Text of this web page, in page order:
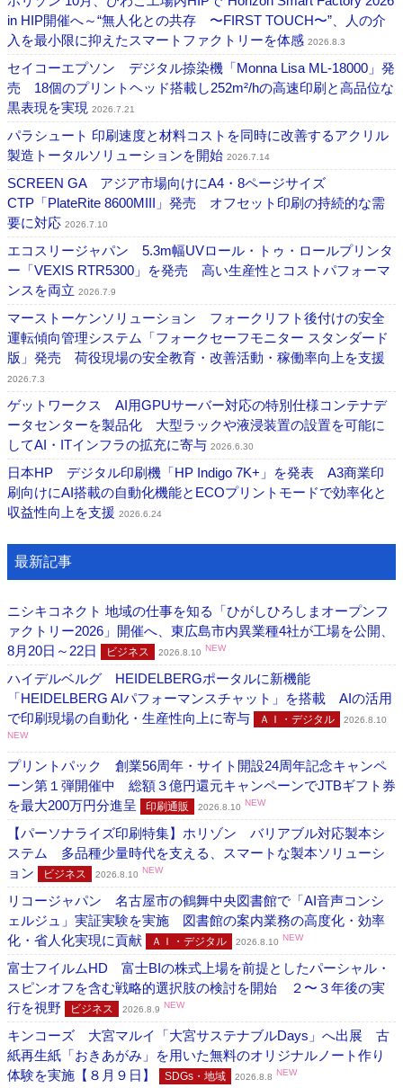
in HIP開催へ～“無人化との共存 〜FIRST TOUCH〜”、人の介
入を最小限に抑えたスマートファクトリーを体感 2026.8.3
セイコーエプソン デジタル捺染機「Monna Lisa ML-18000」発
売 18個のプリントヘッド搭載し252m²/hの高速印刷と高品位な
黒表現を実現 2026.7.21
パラシュート 印刷速度と材料コストを同時に改善するアクリル
製造トータルソリューションを開始 2026.7.14
SCREEN GA アジア市場向けにA4・8ページサイズ
CTP「PlateRite 8600MIII」発売 オフセット印刷の持続的な需
要に対応 2026.7.10
エコスリージャパン 5.3m幅UVロール・トゥ・ロールプリンタ
ー「VEXIS RTR5300」を発売 高い生産性とコストパフォーマ
ンスを両立 2026.7.9
マーストーケンソリューション フォークリフト後付けの安全
運転傾向管理システム「フォークセーフモニター スタンダード
版」発売 荷役現場の安全教育・改善活動・稼働率向上を支援
2026.7.3
ゲットワークス AI用GPUサーバー対応の特別仕様コンテナデ
ータセンターを製品化 大型ラックや液浸装置の設置を可能に
してAI・ITインフラの拡充に寄与 2026.6.30
日本HP デジタル印刷機「HP Indigo 7K+」を発表 A3商業印
刷向けにAI搭載の自動化機能とECOプリントモードで効率化と
収益性向上を支援 2026.6.24
最新記事
ニシキコネクト 地域の仕事を知る「ひがしひろしまオープンフ
ァクトリー2026」開催へ、東広島市内異業種4社が工場を公開、
8月20日～22日
ビジネス 2026.8.10 NEW
ハイデルベルグ HEIDELBERGポータルに新機能
「HEIDELBERG AIパフォーマンスチャット」を搭載 AIの活用
で印刷現場の自動化・生産性向上に寄与
ＡＩ・デジタル
2026.8.10
NEW
プリントパック 創業56周年・サイト開設24周年記念キャンペ
ーン第１弾開催中 総額３億円還元キャンペーンでJTBギフト券
を最大200万円分進呈
印刷通販 2026.8.10 NEW
【パーソナライズ印刷特集】ホリゾン バリアブル対応製本シ
ステム 多品種少量時代を支える、スマートな製本ソリューシ
ョン
ビジネス 2026.8.10 NEW
リコージャパン 名古屋市の鶴舞中央図書館で「AI音声コンシ
ェルジュ」実証実験を実施 図書館の案内業務の高度化・効率
化・省人化実現に貢献
ＡＩ・デジタル 2026.8.10 NEW
富士フイルムHD 富士BIの株式上場を前提としたパーシャル・
スピンオフを含む戦略的選択肢の検討を開始 ２〜３年後の実
行を視野
ビジネス 2026.8.9 NEW
キンコーズ 大宮マルイ「大宮サステナブルDays」へ出展 古
紙再生紙「おきあがみ」を用いた無料のオリジナルノート作り
体験を実施【８月９日】
SDGs・地域 2026.8.8 NEW